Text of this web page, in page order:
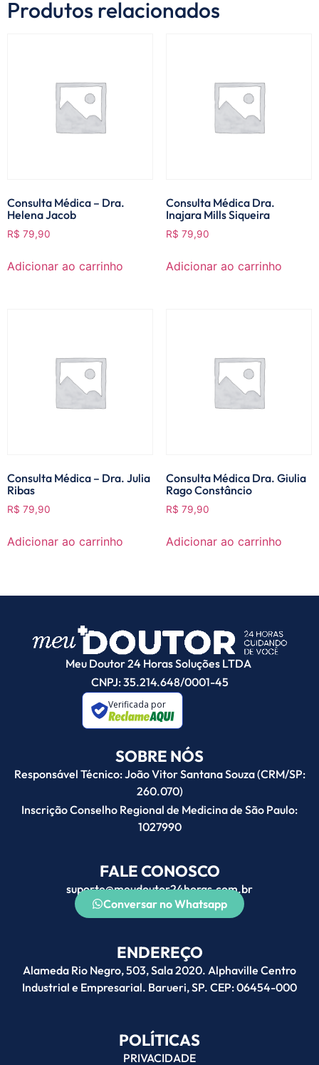
Produtos relacionados
Consulta Médica – Dra.
Helena Jacob
R$ 79,90
Adicionar ao carrinho
Consulta Médica Dra.
Inajara Mills Siqueira
R$ 79,90
Adicionar ao carrinho
Consulta Médica – Dra. Julia
Ribas
R$ 79,90
Adicionar ao carrinho
Consulta Médica Dra. Giulia
Rago Constâncio
R$ 79,90
Adicionar ao carrinho
Meu Doutor 24 Horas Soluções LTDA
CNPJ: 35.214.648/0001-45
Verificada por
SOBRE NÓS
Responsável Técnico: João Vitor Santana Souza (CRM/SP:
260.070)
Inscrição Conselho Regional de Medicina de São Paulo:
1027990
FALE CONOSCO
suporte@meudoutor24horas.com.br
Conversar no Whatsapp
ENDEREÇO
Alameda Rio Negro, 503, Sala 2020. Alphaville Centro
Industrial e Empresarial. Barueri, SP. CEP: 06454-000
POLÍTICAS
PRIVACIDADE